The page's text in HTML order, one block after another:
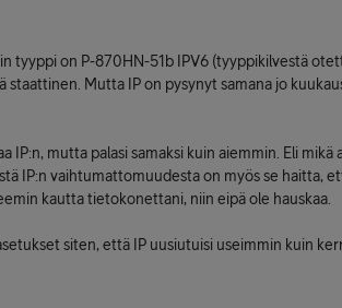
tyyppi on P-870HN-51b IPV6 (tyyppikilvestä
staattinen. Mutta IP on pysynyt samana jo
mutta palasi samaksi kuin aiemmin. Eli mikä
IP:n vaihtumattomuudesta on myös se haitta,
kautta tietokonettani, niin eipä ole hauskaa.
siten, että IP uusiutuisi useimmin kuin